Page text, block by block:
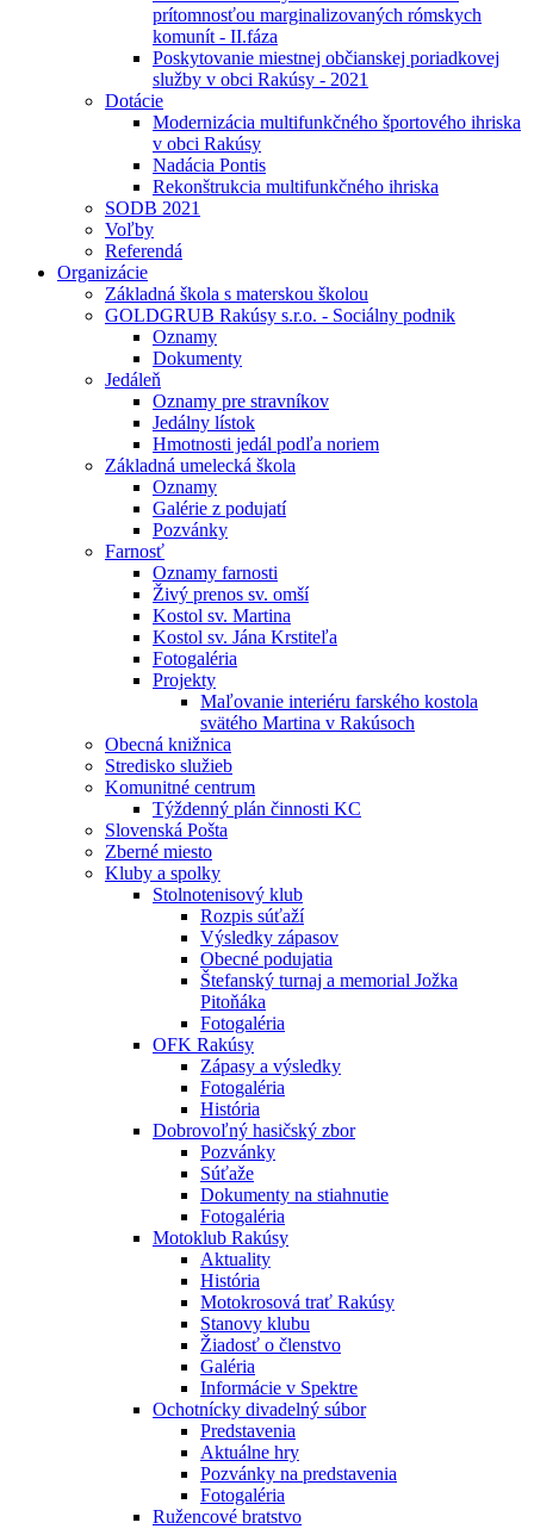
prítomnosťou marginalizovaných rómskych
komunít - II.fáza
Poskytovanie miestnej občianskej poriadkovej
služby v obci Rakúsy - 2021
Dotácie
Modernizácia multifunkčného športového ihriska
v obci Rakúsy
Nadácia Pontis
Rekonštrukcia multifunkčného ihriska
SODB 2021
Voľby
Referendá
Organizácie
Základná škola s materskou školou
GOLDGRUB Rakúsy s.r.o. - Sociálny podnik
Oznamy
Dokumenty
Jedáleň
Oznamy pre stravníkov
Jedálny lístok
Hmotnosti jedál podľa noriem
Základná umelecká škola
Oznamy
Galérie z podujatí
Pozvánky
Farnosť
Oznamy farnosti
Živý prenos sv. omší
Kostol sv. Martina
Kostol sv. Jána Krstiteľa
Fotogaléria
Projekty
Maľovanie interiéru farského kostola
svätého Martina v Rakúsoch
Obecná knižnica
Stredisko služieb
Komunitné centrum
Týždenný plán činnosti KC
Slovenská Pošta
Zberné miesto
Kluby a spolky
Stolnotenisový klub
Rozpis súťaží
Výsledky zápasov
Obecné podujatia
Štefanský turnaj a memorial Jožka
Pitoňáka
Fotogaléria
OFK Rakúsy
Zápasy a výsledky
Fotogaléria
História
Dobrovoľný hasičský zbor
Pozvánky
Súťaže
Dokumenty na stiahnutie
Fotogaléria
Motoklub Rakúsy
Aktuality
História
Motokrosová trať Rakúsy
Stanovy klubu
Žiadosť o členstvo
Galéria
Informácie v Spektre
Ochotnícky divadelný súbor
Predstavenia
Aktuálne hry
Pozvánky na predstavenia
Fotogaléria
Ružencové bratstvo